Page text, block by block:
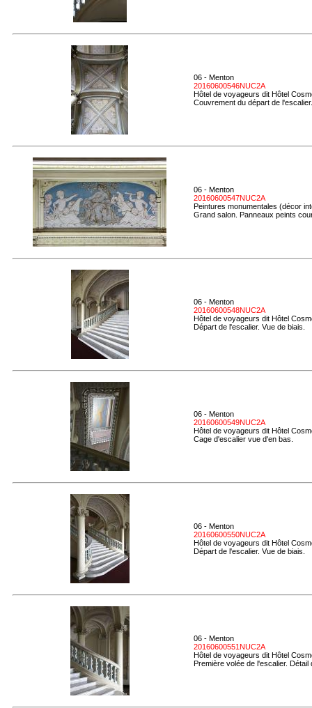
06 - Menton
20160600546NUC2A
Hôtel de voyageurs dit Hôtel
Couvrement du départ de l'escalier.
06 - Menton
20160600547NUC2A
Peintures monumentales (décor
Grand salon. Panneaux peints
06 - Menton
20160600548NUC2A
Hôtel de voyageurs dit Hôtel
Départ de l'escalier. Vue de biais.
06 - Menton
20160600549NUC2A
Hôtel de voyageurs dit Hôtel
Cage d'escalier vue d'en bas.
06 - Menton
20160600550NUC2A
Hôtel de voyageurs dit Hôtel
Départ de l'escalier. Vue de biais.
06 - Menton
20160600551NUC2A
Hôtel de voyageurs dit Hôtel
Première volée de l'escalier. Détail